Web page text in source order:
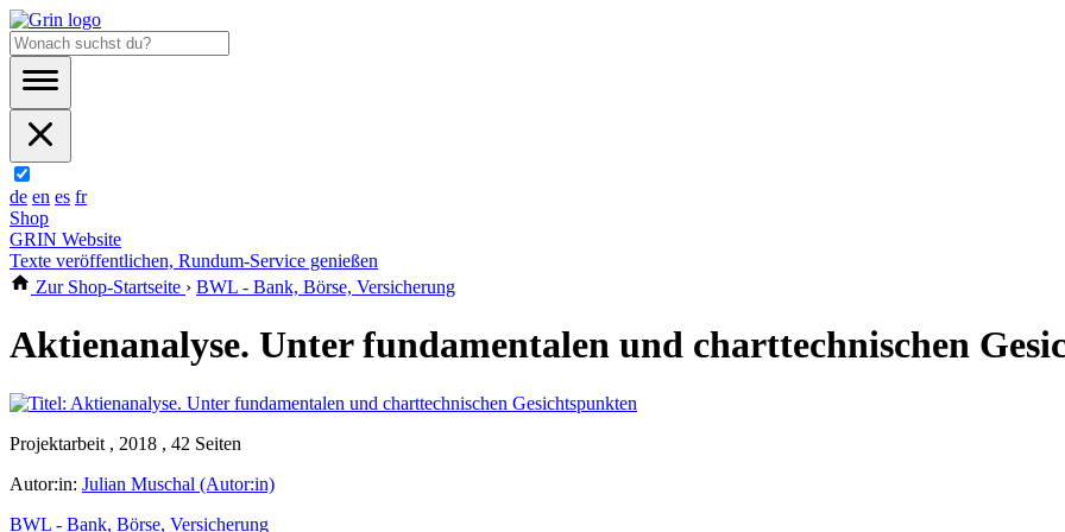
de en es fr
Shop
GRIN Website
Texte veröffentlichen, Rundum-Service genießen
Zur Shop-Startseite › BWL - Bank, Börse, Versicherung
Aktienanalyse. Unter fundamentalen und charttechnischen
Projektarbeit , 2018 , 42 Seiten
Autor:in: Julian Muschal (Autor:in)
BWL - Bank, Börse, Versicherung